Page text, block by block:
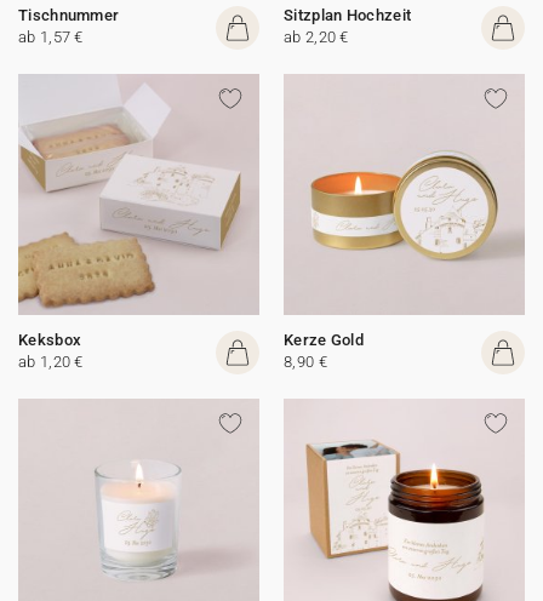
Tischnummer
ab 1,57 €
Sitzplan Hochzeit
ab 2,20 €
Keksbox
ab 1,20 €
Kerze Gold
8,90 €